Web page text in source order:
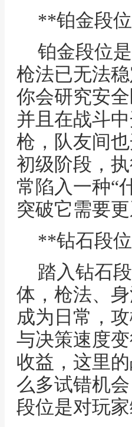
**铂金段
铂金段位
枪法已无法
你会研究安
并且在战斗
枪，队友间
初级阶段，
常陷入一种“
突破它需要更
**钻石段
踏入钻石
体，枪法、
成为日常，
与决策速度
收益，这里
么多试错机
段位是对玩